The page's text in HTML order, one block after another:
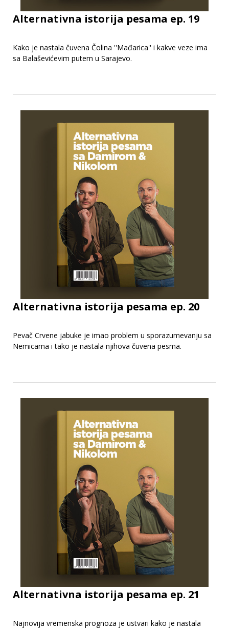
Alternativna istorija pesama ep. 19
Kako je nastala čuvena Čolina ''Mađarica'' i kakve veze ima
sa Balaševićevim putem u Sarajevo.
Alternativna istorija pesama ep. 20
Pevač Crvene jabuke je imao problem u sporazumevanju sa
Nemicama i tako je nastala njihova čuvena pesma.
Alternativna istorija pesama ep. 21
Najnovija vremenska prognoza je ustvari kako je nastala